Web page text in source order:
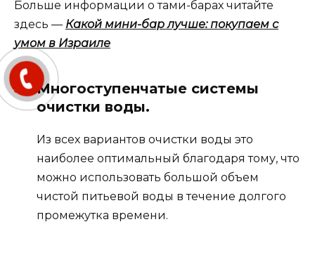
Больше информации о тами-барах читайте
здесь — Какой мини-бар лучше: покупаем с
умом в Израиле
Многоступенчатые системы
очистки воды.
Из всех вариантов очистки воды это
наиболее оптимальный благодаря тому, что
можно использовать большой объем
чистой питьевой воды в течение долгого
промежутка времени.